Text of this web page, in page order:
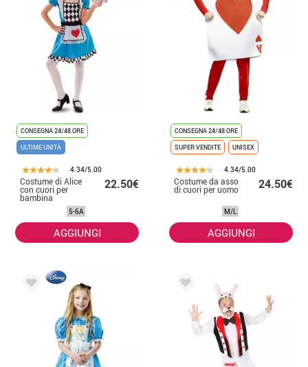
CONSEGNA 24/48 ORE
ULTIME UNITÀ
4.34/5.00
Costume di Alice
con cuori per
bambina
22.50€
5-6A
AGGIUNGI
CONSEGNA 24/48 ORE
SUPER VENDITE
UNISEX
4.34/5.00
Costume da asso
di cuori per uomo 24.50€
M/L
AGGIUNGI